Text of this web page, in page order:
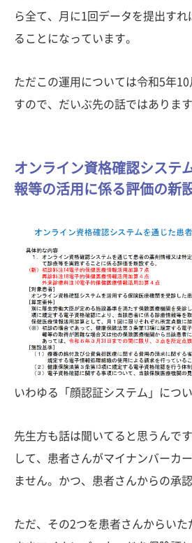
ら全て、月に1回データを提出すれ
ることになっています。
ただこの運用については令和5年
すので、だいぶ先の話ではあります
オンライン資格確認システ
報等の活用に係る評価の新
いわゆる「顔認証システム」につい
先生方も話は聞いてると思うんで
して、患者さんがマイナンバーカ
ません。かつ、患者さんからの承
ただ、その2つを患者さんからいた